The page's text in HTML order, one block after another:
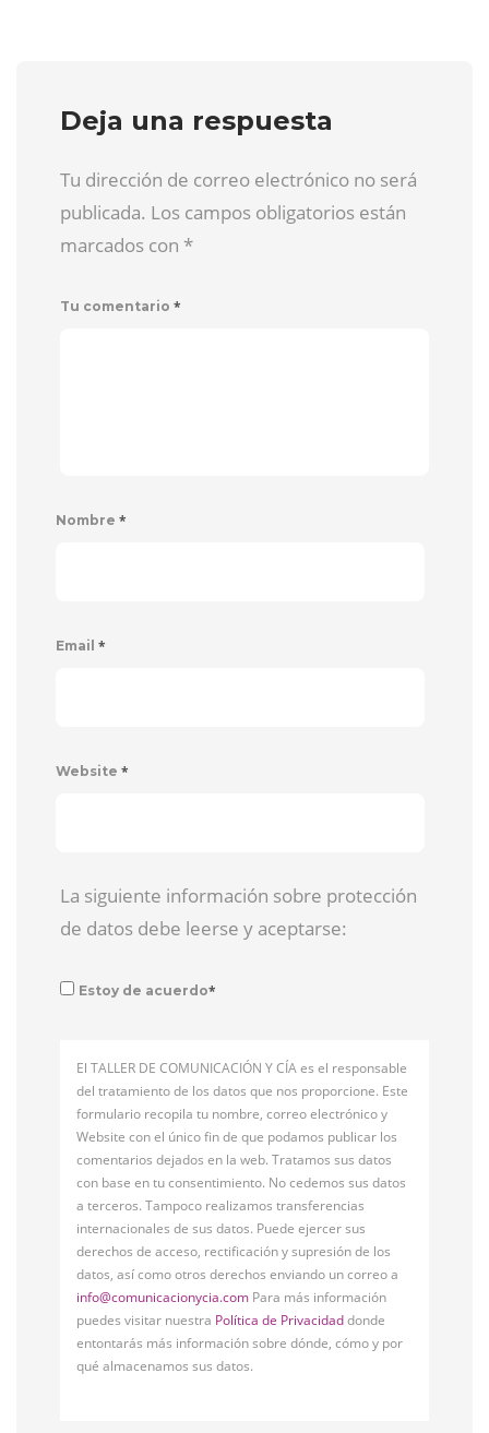
Deja una respuesta
Tu dirección de correo electrónico no será
publicada. Los campos obligatorios están
marcados con *
Tu comentario *
Nombre *
Email *
Website *
La siguiente información sobre protección
de datos debe leerse y aceptarse:
Estoy de acuerdo*
El TALLER DE COMUNICACIÓN Y CÍA es el responsable
del tratamiento de los datos que nos proporcione. Este
formulario recopila tu nombre, correo electrónico y
Website con el único fin de que podamos publicar los
comentarios dejados en la web. Tratamos sus datos
con base en tu consentimiento. No cedemos sus datos
a terceros. Tampoco realizamos transferencias
internacionales de sus datos. Puede ejercer sus
derechos de acceso, rectificación y supresión de los
datos, así como otros derechos enviando un correo a
info@comunicacionycia.com Para más información
puedes visitar nuestra Política de Privacidaddonde
entontarás más información sobre dónde, cómo y por
qué almacenamos sus datos.